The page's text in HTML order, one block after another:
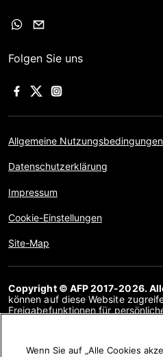
Folgen Sie uns
Allgemeine Nutzungsbedingungen
Datenschutzerklärung
Impressum
Cookie-Einstellungen
Site-Map
Copyright © AFP 2017-2026.
können auf diese Website
Freigabefunktionen für
insbesondere jegliche
oder teilweise, für einen anderen
Wenn Sie auf „Alle Cookies